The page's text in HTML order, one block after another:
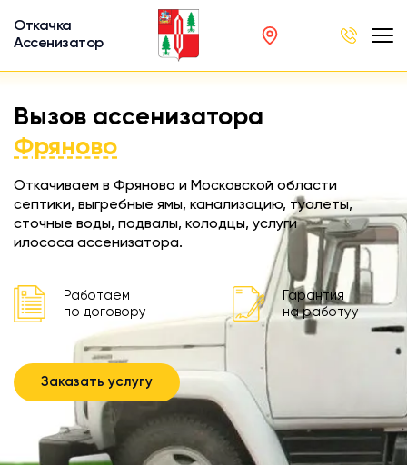
Откачка
Ассенизатор
Вызов ассенизатора
Фряново
Откачиваем в Фряново и Московской области
септики, выгребные ямы, канализацию, туалеты,
сточные воды, подвалы, колодцы, услуги
илососа ассенизатора.
Работаем
по договору
Гарантия
на работуу
Заказать услугу